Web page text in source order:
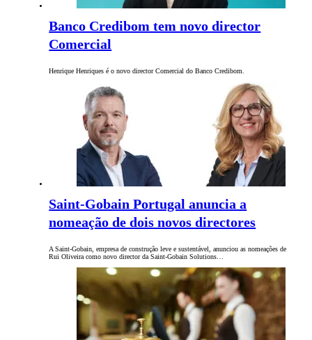
Banco Credibom tem novo director
Comercial
Henrique Henriques é o novo director Comercial do Banco Credibom.
Saint-Gobain Portugal anuncia a
nomeação de dois novos directores
A Saint-Gobain, empresa de construção leve e sustentável, anunciou as nomeações de
Rui Oliveira como novo director da Saint-Gobain Solutions…